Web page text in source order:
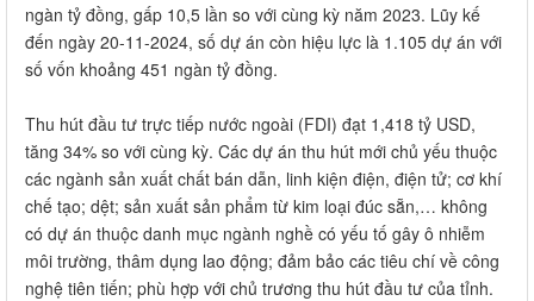
ngàn tỷ đồng, gấp 10,5 lần so với cùng kỳ năm 2023. Lũy kế
đến ngày 20-11-2024, số dự án còn hiệu lực là 1.105 dự án với
số vốn khoảng 451 ngàn tỷ đồng.
Thu hút đầu tư trực tiếp nước ngoài (FDI) đạt 1,418 tỷ USD,
tăng 34% so với cùng kỳ. Các dự án thu hút mới chủ yếu thuộc
các ngành sản xuất chất bán dẫn, linh kiện điện, điện tử; cơ khí
chế tạo; dệt; sản xuất sản phẩm từ kim loại đúc sẵn,… không
có dự án thuộc danh mục ngành nghề có yếu tố gây ô nhiễm
môi trường, thâm dụng lao động; đảm bảo các tiêu chí về công
nghệ tiên tiến; phù hợp với chủ trương thu hút đầu tư của tỉnh.